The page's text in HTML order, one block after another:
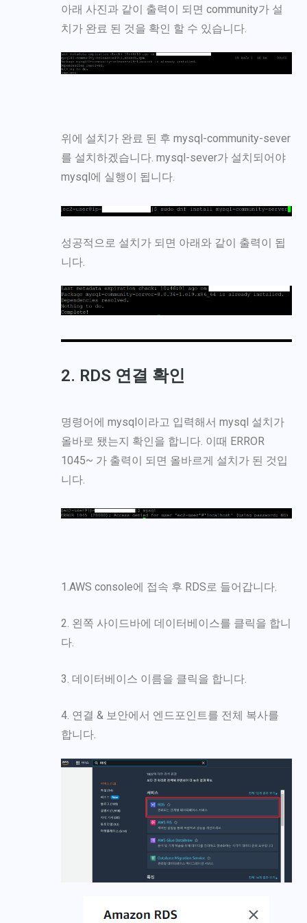
아래 사진과 같이 출력이 되면 community가 설
치가 완료 된 것을 확인 할 수 있습니다.
위에 설치가 완료 된 후 mysql-community-sever
를 설치하겠습니다. mysql-sever가 설치되어야
mysql에 실행이 됩니다.
성공적으로 설치가 되면 아래와 같이 출력이 됩
니다.
2. RDS 연결 확인
명령어에 mysql이라고 입력해서 mysql 설치가
올바로 됐는지 확인을 합니다. 이때 ERROR
1045~ 가 출력이 되면 올바르게 설치가 된 것입
니다.
1.AWS console에 접속 후 RDS로 들어갑니다.
2. 왼쪽 사이드바에 데이터베이스를 클릭을 합니
다.
3. 데이터베이스 이름을 클릭을 합니다.
4. 연결 & 보안에서 엔드포인트를 전체 복사를
합니다.